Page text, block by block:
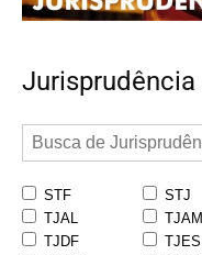
Jurisprudência
STF STJ
TJAL
TJAM
TJDF
TJES